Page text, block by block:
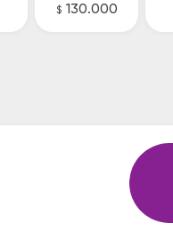
$ 130.000